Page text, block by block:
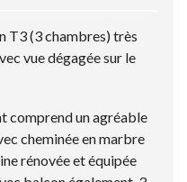
T3 (3 chambres) très
vue dégagée sur le
comprend un agréable
cheminée en marbre
rénovée et équipée